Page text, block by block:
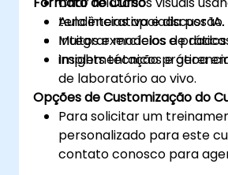
tendências apoiada por IA.
Integrar modelos de
insights técnicos e
Aula interativa e discussão.
Muitos exercícios e
Implementação prática
de laboratório ao vivo.
Opções de Customização do
Para solicitar um
personalizado para este
contato conosco para